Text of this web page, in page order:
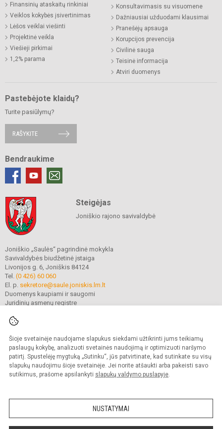
Šioje svetainėje naudojame slapukus siekdami užtikrinti jums teikiamų
paslaugų kokybę, analizuoti svetainės naudojimą ir optimizuoti naršymo
patirtį. Spustelėję mygtuką „Sutinku“, jūs patvirtinate, kad sutinkate su visų
slapukų naudojimu šioje svetainėje. Jei norite atšaukti arba pakeisti savo
sutikimus, prašome apsilankyti slapukų valdymo puslapyje.
NUSTATYMAI
Finansinių ataskaitų rinkiniai
Veiklos kokybės įsivertinimas
Lėšos veiklai viešinti
Projektinė veikla
Viešieji pirkimai
1,2% parama
Konsultavimasis su visuomene
Dažniausiai užduodami klausimai
Pranešėjų apsauga
Korupcijos prevencija
Civilinė sauga
Teisinė informacija
Atviri duomenys
Pastebėjote klaidų?
Turite pasiūlymų?
RAŠYKITE
Bendraukime
Steigėjas
Joniškio rajono savivaldybė
Joniškio „Saulės“ pagrindinė mokykla
Savivaldybės biudžetinė įstaiga
Livonijos g. 6, Joniškis 84124
Tel. (0 426) 60 060
El. p. sekretore@saule.joniskis.lm.lt
Duomenys kaupiami ir saugomi
Juridinių asmenų registre
© 2023. Joniškio „Saulės“ pagrindinė mokykla. Visos teisės saugomos.
Kopijuoti turinį be raštiško įstaigos administracijos sutikimo griežtai draudžiama.
Versija neįgaliesiems Slapukų politika